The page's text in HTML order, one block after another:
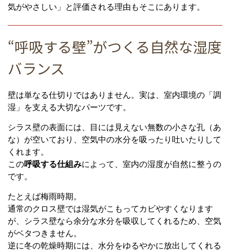
気がやさしい」と評価される理由もそこにあります。
“呼吸する壁”がつくる自然な湿度
バランス
壁は単なる仕切りではありません。実は、室内環境の「調
湿」を支える大切なパーツです。
シラス壁の表面には、目には見えない無数の小さな孔（あ
な）が空いており、空気中の水分を吸ったり吐いたりして
くれます。
この呼吸する仕組みによって、室内の湿度が自然に整うの
です。
たとえば梅雨時期。
通常のクロス壁では湿気がこもってカビやすくなります
が、シラス壁なら余分な水分を吸収してくれるため、空気
がベタつきません。
逆に冬の乾燥時期には、水分をゆるやかに放出してくれる